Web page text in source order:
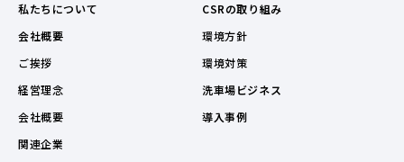
私たちについて
会社概要
ご挨拶
経営理念
会社概要
関連企業
CSRの取り組み
環境方針
環境対策
洗車場ビジネス
導入事例